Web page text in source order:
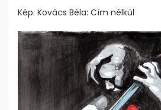
Kép: Kovács Béla: Cím nélkül